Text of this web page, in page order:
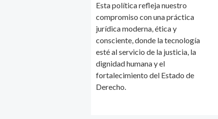
Esta política refleja nuestro
compromiso con una práctica
jurídica moderna, ética y
consciente, donde la tecnología
esté al servicio de la justicia, la
dignidad humana y el
fortalecimiento del Estado de
Derecho.